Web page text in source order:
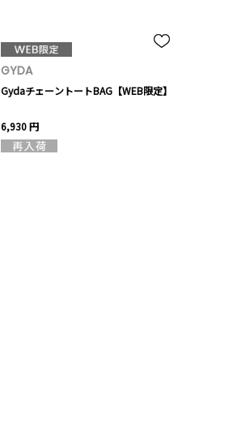
GYDA
GydaチェーントートBAG【WEB限定】
6,930 円